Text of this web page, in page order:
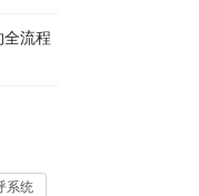
流程
系统